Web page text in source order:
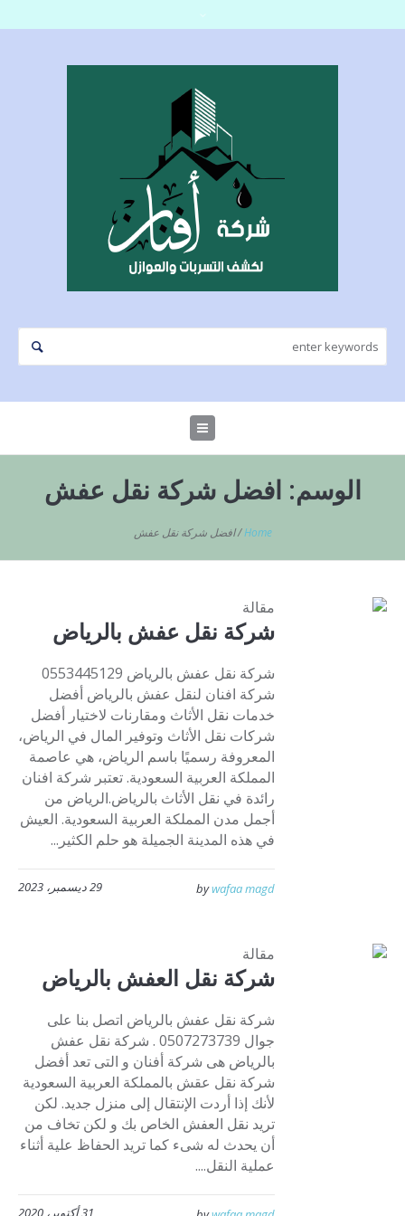
الوسم: افضل شركة نقل عفش
Home
/افضل شركة نقل عفش
مقالة
شركة نقل عفش بالرياض
شركة نقل عفش بالرياض 0553445129
شركة افنان لنقل عفش بالرياض أفضل
خدمات نقل الأثاث ومقارنات لاختيار أفضل
شركات نقل الأثاث وتوفير المال في الرياض،
المعروفة رسميًا باسم الرياض، هي عاصمة
المملكة العربية السعودية. تعتبر شركة افنان
رائدة في نقل الأثاث بالرياض.الرياض من
أجمل مدن المملكة العربية السعودية. العيش
في هذه المدينة الجميلة هو حلم الكثير...
29 ديسمبر، 2023 bywafaa magd
مقالة
شركة نقل العفش بالرياض
شركة نقل عفش بالرياض اتصل بنا على
جوال 0507273739 . شركة نقل عفش
بالرياض هى شركة أفنان و التى تعد أفضل
شركة نقل عقش بالمملكة العربية السعودية
لأنك إذا أردت الإنتقال إلى منزل جديد. لكن
تريد نقل العفش الخاص بك و لكن تخاف من
أن يحدث له شىء كما تريد الحفاظ علية أثناء
عملية النقل....
31 أكتوبر، 2020